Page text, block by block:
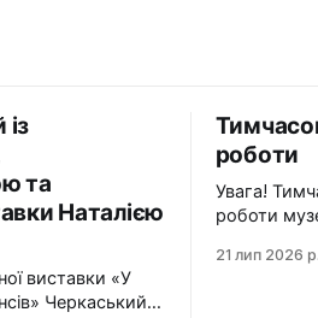
із
та
Наталією
виставки «У
Черкаський
роботи
Увага!
роботи музею. Шановні
планування
21 лип 2026 р.